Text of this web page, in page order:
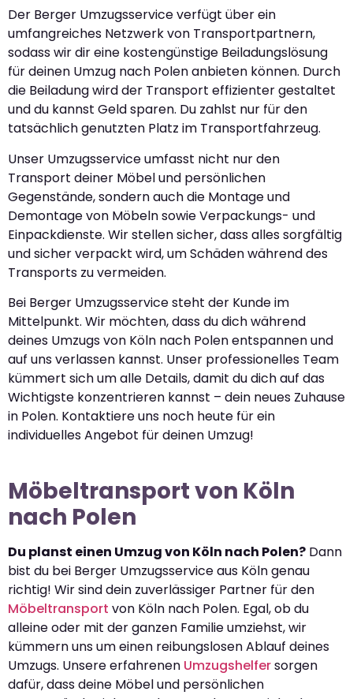
Der Berger Umzugsservice verfügt über ein
umfangreiches Netzwerk von Transportpartnern,
sodass wir dir eine kostengünstige Beiladungslösung
für deinen Umzug nach Polen anbieten können. Durch
die Beiladung wird der Transport effizienter gestaltet
und du kannst Geld sparen. Du zahlst nur für den
tatsächlich genutzten Platz im Transportfahrzeug.
Unser Umzugsservice umfasst nicht nur den
Transport deiner Möbel und persönlichen
Gegenstände, sondern auch die Montage und
Demontage von Möbeln sowie Verpackungs- und
Einpackdienste. Wir stellen sicher, dass alles sorgfältig
und sicher verpackt wird, um Schäden während des
Transports zu vermeiden.
Bei Berger Umzugsservice steht der Kunde im
Mittelpunkt. Wir möchten, dass du dich während
deines Umzugs von Köln nach Polen entspannen und
auf uns verlassen kannst. Unser professionelles Team
kümmert sich um alle Details, damit du dich auf das
Wichtigste konzentrieren kannst – dein neues Zuhause
in Polen. Kontaktiere uns noch heute für ein
individuelles Angebot für deinen Umzug!
Möbeltransport von Köln
nach Polen
Du planst einen Umzug von Köln nach Polen? Dann
bist du bei Berger Umzugsservice aus Köln genau
richtig! Wir sind dein zuverlässiger Partner für den
Möbeltransport von Köln nach Polen. Egal, ob du
alleine oder mit der ganzen Familie umziehst, wir
kümmern uns um einen reibungslosen Ablauf deines
Umzugs. Unsere erfahrenen Umzugshelfersorgen
dafür, dass deine Möbel und persönlichen